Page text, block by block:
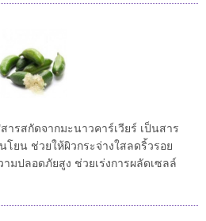
ารสกัดจากมะนาวคาร์เวียร์ เป็นสาร
โยน ช่วยให้ผิวกระจ่างใสลดริ้วรอย
มปลอดภัยสูง ช่วยเร่งการผลัดเซลล์